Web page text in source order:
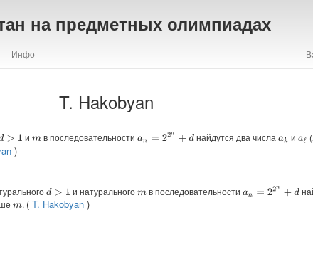
на предметных олимпиадах
Инфо
T. Hakobyan
>1 иm в последовательностиan =22n+d найдутся два числаak и aℓ (
)
d>1 и натуральногоm в последовательностиan =22n+d
m . ( T. Hakobyan )